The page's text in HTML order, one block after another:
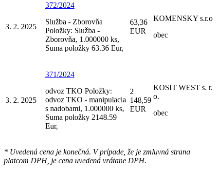
3. 2. 2025
372/2024
Služba - Zborovňa
Položky: Služba -
Zborovňa, 1.000000 ks,
Suma položky 63.36 Eur,
63,36
EUR
KOMENSKY s.r.o
obec
3. 2. 2025
371/2024
odvoz TKO Položky:
odvoz TKO - manipulacia
s nadobami, 1.000000 ks,
Suma položky 2148.59
Eur,
2
148,59
EUR
KOSIT WEST s. r.
o.
obec
* Uvedená cena je konečná. V prípade, že je zmluvná strana
platcom DPH, je cena uvedená vrátane DPH.